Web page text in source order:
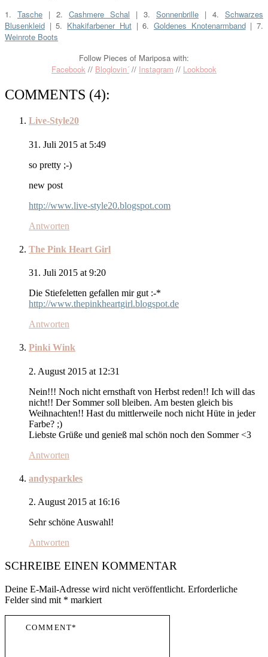
1. Tasche | 2. Cashmere Schal | 3. Sonnenbrille | 4. Schwarzes
Blusenkleid | 5. Khakifarbener Hut| 6. Goldenes Knotenarmband| 7.
Weinrote Boots
Follow Pieces of Mariposa with:
Facebook // Bloglovin´ // Instagram // Lookbook
COMMENTS (4):
Live-Style20
31. Juli 2015 at 5:49
so pretty ;-)
new post
http://www.live-style20.blogspot.com
Antworten
The Pink Heart Girl
31. Juli 2015 at 9:20
Die Stiefeletten gefallen mir gut :-*
http://www.thepinkheartgirl.blogspot.de
Antworten
Pinki Wink
2. August 2015 at 12:31
Nein!!! Noch nicht ernsthaft von Herbst reden!! Ich will das
nicht!! Der Sommer soll bleiben. Am besten gleich bis
Weihnachten!! Hast du mittlerweile noch nicht Hüte in jeder
Farbe? ;)
Liebste Grüße und genieß mal schön noch den Sommer <3
Antworten
andysparkles
2. August 2015 at 16:16
Sehr schöne Auswahl!
Antworten
SCHREIBE EINEN KOMMENTAR
Deine E-Mail-Adresse wird nicht veröffentlicht. Erforderliche
Felder sind mit * markiert